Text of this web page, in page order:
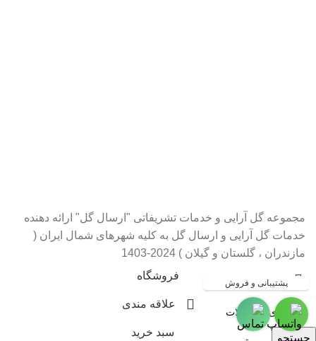
مجموعه گل آرایی و خدمات تشریفاتی "ارسال گل" ارائه دهنده
خدمات گل آرایی و ارسال گل به کلیه شهرهای شمال ایران (
مازندران ، گلستان و گیلان ) 2024-1403
جستجو
پشتیبانی و فروش
فروشگاه
علاقه مندی
سبد خرید